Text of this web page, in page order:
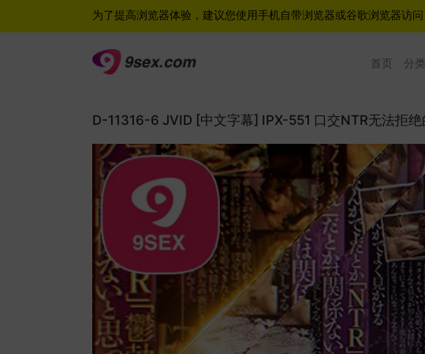
为了提高浏览器体验，建议您使用手机自带浏览器或谷歌浏览器访问
首页 分类
D-11316-6 JVID [中文字幕] IPX-551 口交NTR无法拒